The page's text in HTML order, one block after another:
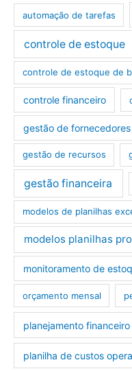
automação de tarefas
controle de estoque
controle de estoque de
controle financeiro
gestão de fornecedores
gestão de recursos
gestão financeira
modelos de planilhas
modelos planilhas
monitoramento de
orçamento mensal
planejamento financeiro
planilha de custos